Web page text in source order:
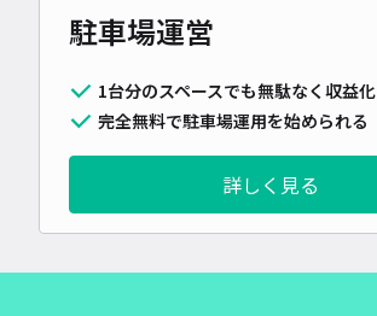
駐車場運営
1台分のスペースでも無駄なく収益化
完全無料で駐車場運用を始められる
詳しく見る